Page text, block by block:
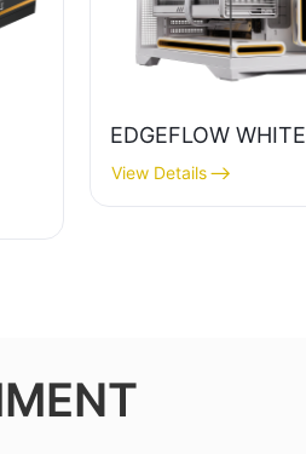
EDGEFLOW WHITE
View Details